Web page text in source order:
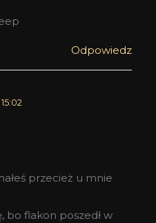
Odpowiedz
przecież u mnie
bo flakon poszedł w